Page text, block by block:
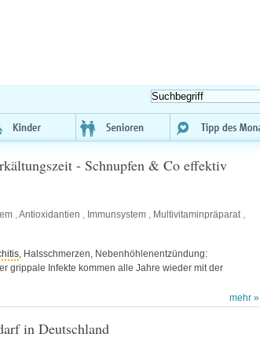
- Schnupfen & Co effektiv
,Antioxidantien , Immunsystem , Multivitaminpräparat,
, Halsschmerzen, Nebenhöhlenentzündung:
grippale Infekte kommen alle Jahre wieder mit der
mehr »
in Deutschland